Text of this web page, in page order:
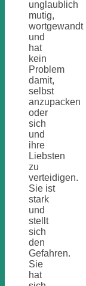
unglaublich
mutig,
wortgewandt
und
hat
kein
Problem
damit,
selbst
anzupacken
oder
sich
und
ihre
Liebsten
zu
verteidigen.
Sie ist
stark
und
stellt
sich
den
Gefahren.
Sie
hat